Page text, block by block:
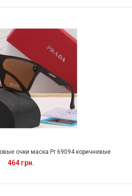
очки маска Pr 69094 коричневые
464 грн.